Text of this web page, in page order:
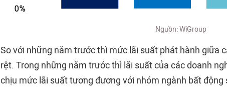
Nguồn: WiGroup
So với những năm trước thì mức lãi suất phát hành giữa
rệt. Trong những năm trước thì lãi suất của các doanh
chịu mức lãi suất tương đương với nhóm ngành bất động